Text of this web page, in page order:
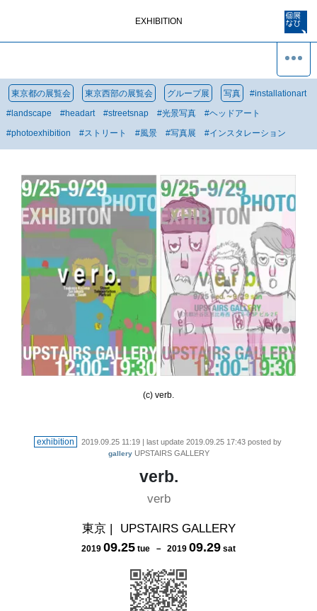
EXHIBITION
東京都の展覧会 東京西部の展覧会 グループ展 写真 #installationart
# landscape #headart #streetsnap #光景写真 #ヘッドアート
#photoexhibition #ストリート #風景 #写真展 #インスタレーション
(c) verb.
exhibition 2019.09.25 11:19| last update 2019.09.25 17:43posted by
gallery UPSTAIRS GALLERY
verb.
verb
東京| UPSTAIRS GALLERY
2019 09.25 tue － 2019 09.29 sat